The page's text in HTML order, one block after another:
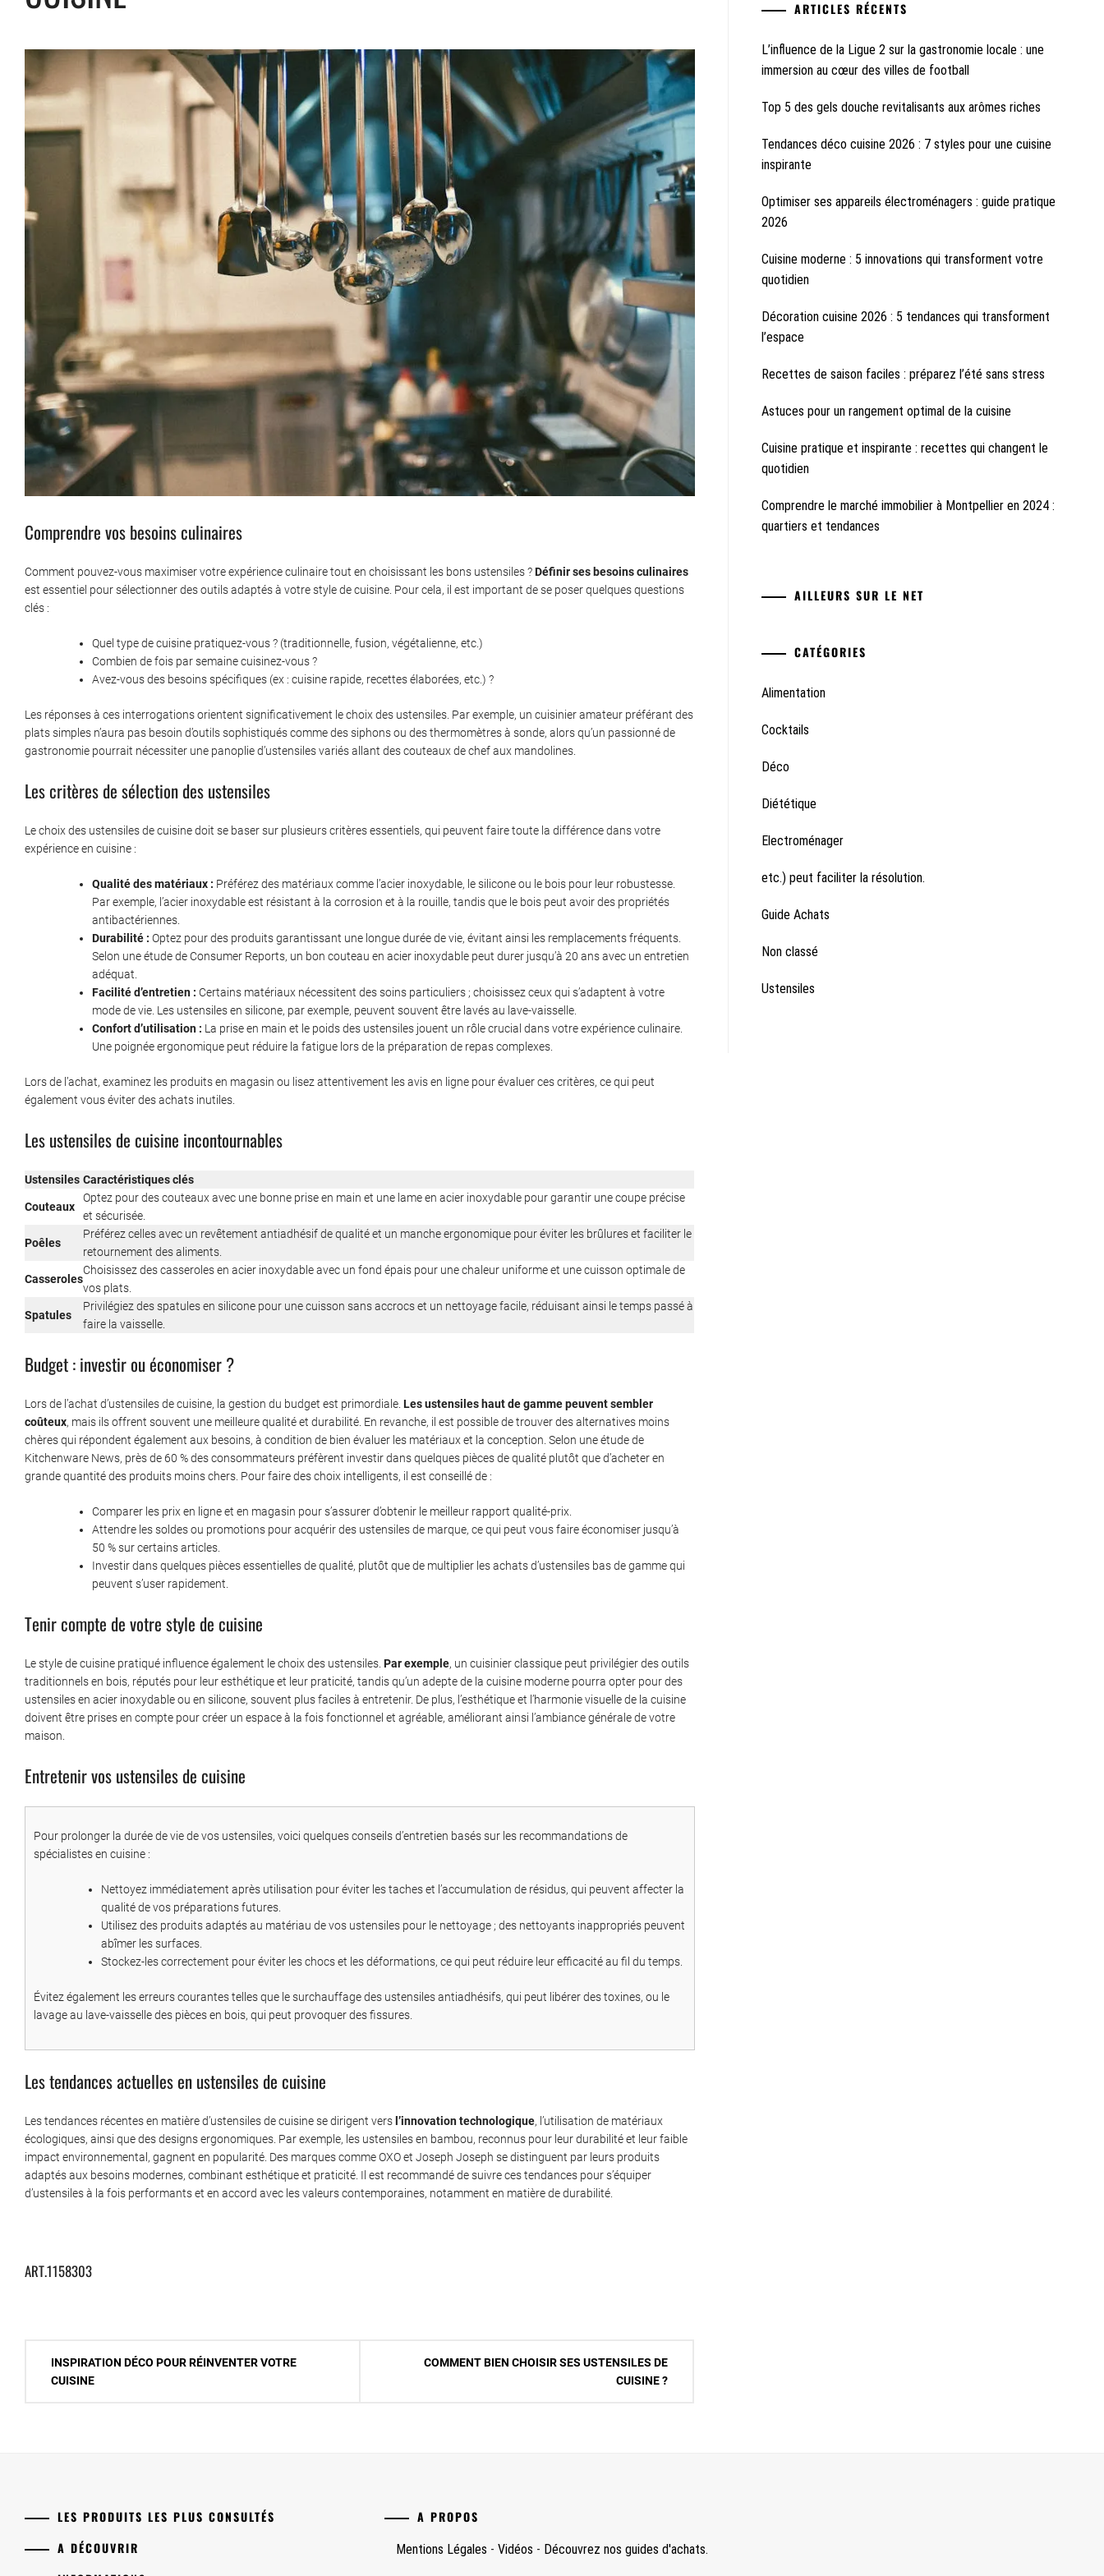
Comprendre vos besoins culinaires
Comment pouvez-vous maximiser votre expérience culinaire tout en choisissant les bons ustensiles ?Définir ses besoins culinaires
est essentiel pour sélectionner des outils adaptés à votre style de cuisine. Pour cela, il est important de se poser quelques questions
clés :
Quel type de cuisine pratiquez-vous ? (traditionnelle, fusion, végétalienne, etc.)
Combien de fois par semaine cuisinez-vous ?
Avez-vous des besoins spécifiques (ex : cuisine rapide, recettes élaborées, etc.) ?
Les réponses à ces interrogations orientent significativement le choix des ustensiles. Par exemple, un cuisinier amateur préférant des
plats simples n’aura pas besoin d’outils sophistiqués comme des siphons ou des thermomètres à sonde, alors qu’un passionné de
gastronomie pourrait nécessiter une panoplie d’ustensiles variés allant des couteaux de chef aux mandolines.
Les critères de sélection des ustensiles
Le choix des ustensiles de cuisine doit se baser sur plusieurs critères essentiels, qui peuvent faire toute la différence dans votre
expérience en cuisine :
Qualité des matériaux : Préférez des matériaux comme l’acier inoxydable, le silicone ou le bois pour leur robustesse.
Par exemple, l’acier inoxydable est résistant à la corrosion et à la rouille, tandis que le bois peut avoir des propriétés
antibactériennes.
Durabilité : Optez pour des produits garantissant une longue durée de vie, évitant ainsi les remplacements fréquents.
Selon une étude de Consumer Reports, un bon couteau en acier inoxydable peut durer jusqu’à 20 ans avec un entretien
adéquat.
Facilité d’entretien : Certains matériaux nécessitent des soins particuliers ; choisissez ceux qui s’adaptent à votre
mode de vie. Les ustensiles en silicone, par exemple, peuvent souvent être lavés au lave-vaisselle.
Confort d’utilisation : La prise en main et le poids des ustensiles jouent un rôle crucial dans votre expérience culinaire.
Une poignée ergonomique peut réduire la fatigue lors de la préparation de repas complexes.
Lors de l’achat, examinez les produits en magasin ou lisez attentivement les avis en ligne pour évaluer ces critères, ce qui peut
également vous éviter des achats inutiles.
Les ustensiles de cuisine incontournables
Ustensiles Caractéristiques clés
Couteaux
Optez pour des couteaux avec une bonne prise en main et une lame en acier inoxydable pour garantir une coupe précise
et sécurisée.
Poêles
Préférez celles avec un revêtement antiadhésif de qualité et un manche ergonomique pour éviter les brûlures et faciliter le
retournement des aliments.
Casseroles
Choisissez des casseroles en acier inoxydable avec un fond épais pour une chaleur uniforme et une cuisson optimale de
vos plats.
Spatules
Privilégiez des spatules en silicone pour une cuisson sans accrocs et un nettoyage facile, réduisant ainsi le temps passé à
faire la vaisselle.
Budget : investir ou économiser ?
Lors de l’achat d’ustensiles de cuisine, la gestion du budget est primordiale. Les ustensiles haut de gamme peuvent sembler
coûteux, mais ils offrent souvent une meilleure qualité et durabilité. En revanche, il est possible de trouver des alternatives moins
chères qui répondent également aux besoins, à condition de bien évaluer les matériaux et la conception. Selon une étude de
Kitchenware News, près de 60 % des consommateurs préfèrent investir dans quelques pièces de qualité plutôt que d’acheter en
grande quantité des produits moins chers. Pour faire des choix intelligents, il est conseillé de :
Comparer les prix en ligne et en magasin pour s’assurer d’obtenir le meilleur rapport qualité-prix.
Attendre les soldes ou promotions pour acquérir des ustensiles de marque, ce qui peut vous faire économiser jusqu’à
50 % sur certains articles.
Investir dans quelques pièces essentielles de qualité, plutôt que de multiplier les achats d’ustensiles bas de gamme qui
peuvent s’user rapidement.
Tenir compte de votre style de cuisine
Le style de cuisine pratiqué influence également le choix des ustensiles. Par exemple, un cuisinier classique peut privilégier des outils
traditionnels en bois, réputés pour leur esthétique et leur praticité, tandis qu’un adepte de la cuisine moderne pourra opter pour des
ustensiles en acier inoxydable ou en silicone, souvent plus faciles à entretenir. De plus, l’esthétique et l’harmonie visuelle de la cuisine
doivent être prises en compte pour créer un espace à la fois fonctionnel et agréable, améliorant ainsi l’ambiance générale de votre
maison.
Entretenir vos ustensiles de cuisine
Pour prolonger la durée de vie de vos ustensiles, voici quelques conseils d’entretien basés sur les recommandations de
spécialistes en cuisine :
Nettoyez immédiatement après utilisation pour éviter les taches et l’accumulation de résidus, qui peuvent affecter la
qualité de vos préparations futures.
Utilisez des produits adaptés au matériau de vos ustensiles pour le nettoyage ; des nettoyants inappropriés peuvent
abîmer les surfaces.
Stockez-les correctement pour éviter les chocs et les déformations, ce qui peut réduire leur efficacité au fil du temps.
Évitez également les erreurs courantes telles que le surchauffage des ustensiles antiadhésifs, qui peut libérer des toxines, ou le
lavage au lave-vaisselle des pièces en bois, qui peut provoquer des fissures.
Les tendances actuelles en ustensiles de cuisine
Les tendances récentes en matière d’ustensiles de cuisine se dirigent vers l’innovation technologique, l’utilisation de matériaux
écologiques, ainsi que des designs ergonomiques. Par exemple, les ustensiles en bambou, reconnus pour leur durabilité et leur faible
impact environnemental, gagnent en popularité. Des marques comme OXO et Joseph Joseph se distinguent par leurs produits
adaptés aux besoins modernes, combinant esthétique et praticité. Il est recommandé de suivre ces tendances pour s’équiper
d’ustensiles à la fois performants et en accord avec les valeurs contemporaines, notamment en matière de durabilité.
ART.1158303
Navigation
INSPIRATION DÉCO POUR RÉINVENTER VOTRE
CUISINE
COMMENT BIEN CHOISIR SES USTENSILES DE
CUISINE ?
ARTICLES RÉCENTS
L’influence de la Ligue 2 sur la gastronomie locale : une
immersion au cœur des villes de football
Top 5 des gels douche revitalisants aux arômes riches
Tendances déco cuisine 2026 : 7 styles pour une cuisine
inspirante
Optimiser ses appareils électroménagers : guide pratique
2026
Cuisine moderne : 5 innovations qui transforment votre
quotidien
Décoration cuisine 2026 : 5 tendances qui transforment
l’espace
Recettes de saison faciles : préparez l’été sans stress
Astuces pour un rangement optimal de la cuisine
Cuisine pratique et inspirante : recettes qui changent le
quotidien
Comprendre le marché immobilier à Montpellier en 2024 :
quartiers et tendances
AILLEURS SUR LE NET
CATÉGORIES
Alimentation
Cocktails
Déco
Diététique
Electroménager
etc.) peut faciliter la résolution.
Guide Achats
Non classé
Ustensiles
LES PRODUITS LES PLUS CONSULTÉS
A DÉCOUVRIR
A PROPOS
Mentions Légales - Vidéos - Découvrez nos guides d'achats.